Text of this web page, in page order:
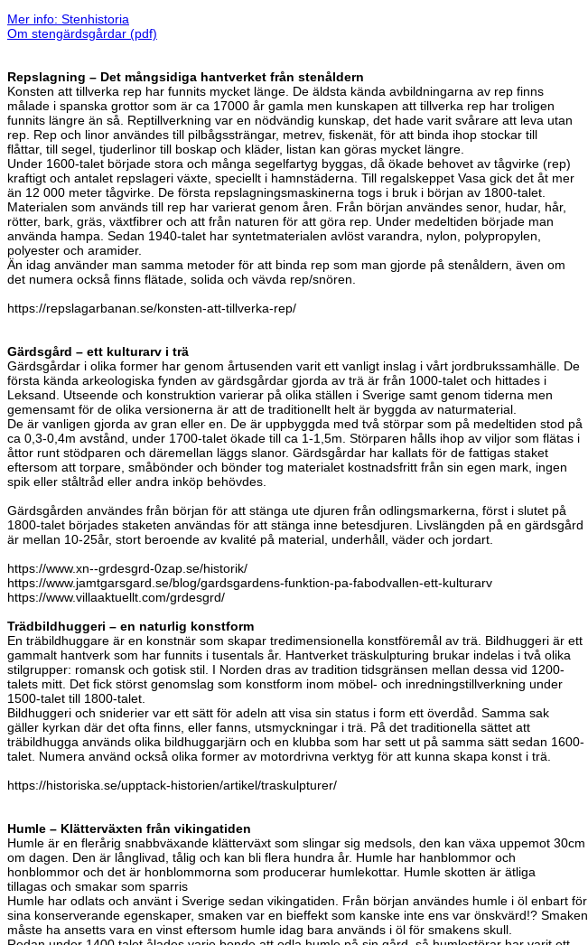
Mer info: Stenhistoria
Om stengärdsgårdar (pdf)
Repslagning – Det mångsidiga hantverket från stenåldern
Konsten att tillverka rep har funnits mycket länge. De äldsta kända avbildningarna av rep finns
målade i spanska grottor som är ca 17000 år gamla men kunskapen att tillverka rep har troligen
funnits längre än så. Reptillverkning var en nödvändig kunskap, det hade varit svårare att leva utan
rep. Rep och linor användes till pilbågssträngar, metrev, fiskenät, för att binda ihop stockar till
flåttar, till segel, tjuderlinor till boskap och kläder, listan kan göras mycket längre.
Under 1600-talet började stora och många segelfartyg byggas, då ökade behovet av tågvirke (rep)
kraftigt och antalet repslageri växte, speciellt i hamnstäderna. Till regalskeppet Vasa gick det åt mer
än 12 000 meter tågvirke. De första repslagningsmaskinerna togs i bruk i början av 1800-talet.
Materialen som används till rep har varierat genom åren. Från början användes senor, hudar, hår,
rötter, bark, gräs, växtfibrer och att från naturen för att göra rep. Under medeltiden började man
använda hampa. Sedan 1940-talet har syntetmaterialen avlöst varandra, nylon, polypropylen,
polyester och aramider.
Än idag använder man samma metoder för att binda rep som man gjorde på stenåldern, även om
det numera också finns flätade, solida och vävda rep/snören.
https://repslagarbanan.se/konsten-att-tillverka-rep/
Gärdsgård – ett kulturarv i trä
Gärdsgårdar i olika former har genom årtusenden varit ett vanligt inslag i vårt jordbrukssamhälle. De
första kända arkeologiska fynden av gärdsgårdar gjorda av trä är från 1000-talet och hittades i
Leksand. Utseende och konstruktion varierar på olika ställen i Sverige samt genom tiderna men
gemensamt för de olika versionerna är att de traditionellt helt är byggda av naturmaterial.
De är vanligen gjorda av gran eller en. De är uppbyggda med två störpar som på medeltiden stod på
ca 0,3-0,4m avstånd, under 1700-talet ökade till ca 1-1,5m. Störparen hålls ihop av viljor som flätas i
åttor runt stödparen och däremellan läggs slanor. Gärdsgårdar har kallats för de fattigas staket
eftersom att torpare, småbönder och bönder tog materialet kostnadsfritt från sin egen mark, ingen
spik eller ståltråd eller andra inköp behövdes.
Gärdsgården användes från början för att stänga ute djuren från odlingsmarkerna, först i slutet på
1800-talet börjades staketen användas för att stänga inne betesdjuren. Livslängden på en gärdsgård
är mellan 10-25år, stort beroende av kvalité på material, underhåll, väder och jordart.
https://www.xn--grdesgrd-0zap.se/historik/
https://www.jamtgarsgard.se/blog/gardsgardens-funktion-pa-fabodvallen-ett-kulturarv
https://www.villaaktuellt.com/grdesgrd/
Trädbildhuggeri – en naturlig konstform
En träbildhuggare är en konstnär som skapar tredimensionella konstföremål av trä. Bildhuggeri är ett
gammalt hantverk som har funnits i tusentals år. Hantverket träskulpturing brukar indelas i två olika
stilgrupper: romansk och gotisk stil. I Norden dras av tradition tidsgränsen mellan dessa vid 1200-
talets mitt. Det fick störst genomslag som konstform inom möbel- och inredningstillverkning under
1500-talet till 1800-talet.
Bildhuggeri och sniderier var ett sätt för adeln att visa sin status i form ett överdåd. Samma sak
gäller kyrkan där det ofta finns, eller fanns, utsmyckningar i trä. På det traditionella sättet att
träbildhugga används olika bildhuggarjärn och en klubba som har sett ut på samma sätt sedan 1600-
talet. Numera använd också olika former av motordrivna verktyg för att kunna skapa konst i trä.
https://historiska.se/upptack-historien/artikel/traskulpturer/
Humle – Klätterväxten från vikingatiden
Humle är en flerårig snabbväxande klätterväxt som slingar sig medsols, den kan växa uppemot 30cm
om dagen. Den är långlivad, tålig och kan bli flera hundra år. Humle har hanblommor och
honblommor och det är honblommorna som producerar humlekottar. Humle skotten är ätliga
tillagas och smakar som sparris
Humle har odlats och använt i Sverige sedan vikingatiden. Från början användes humle i öl enbart för
sina konserverande egenskaper, smaken var en bieffekt som kanske inte ens var önskvärd!? Smaken
måste ha ansetts vara en vinst eftersom humle idag bara används i öl för smakens skull.